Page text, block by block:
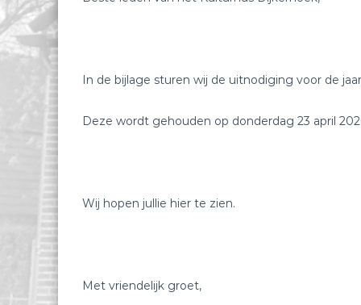
In de bijlage sturen wij de uitnodiging voor de
Deze wordt gehouden op donderdag 23 april
Wij hopen jullie hier te zien.
Met vriendelijk groet,